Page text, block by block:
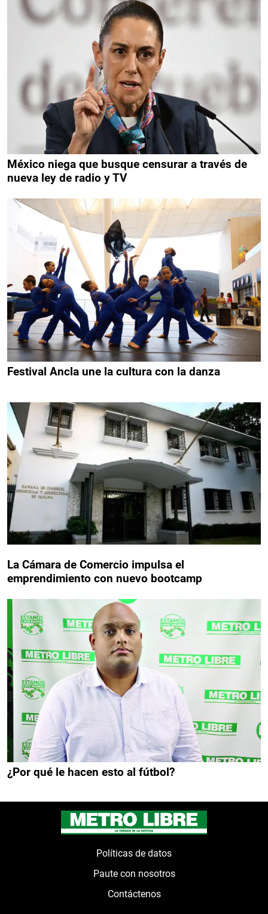
México niega que busque censurar a través de
nueva ley de radio y TV
Festival Ancla une la cultura con la danza
La Cámara de Comercio impulsa el
emprendimiento con nuevo bootcamp
¿Por qué le hacen esto al fútbol?
Políticas de datos
Paute con nosotros
Contáctenos